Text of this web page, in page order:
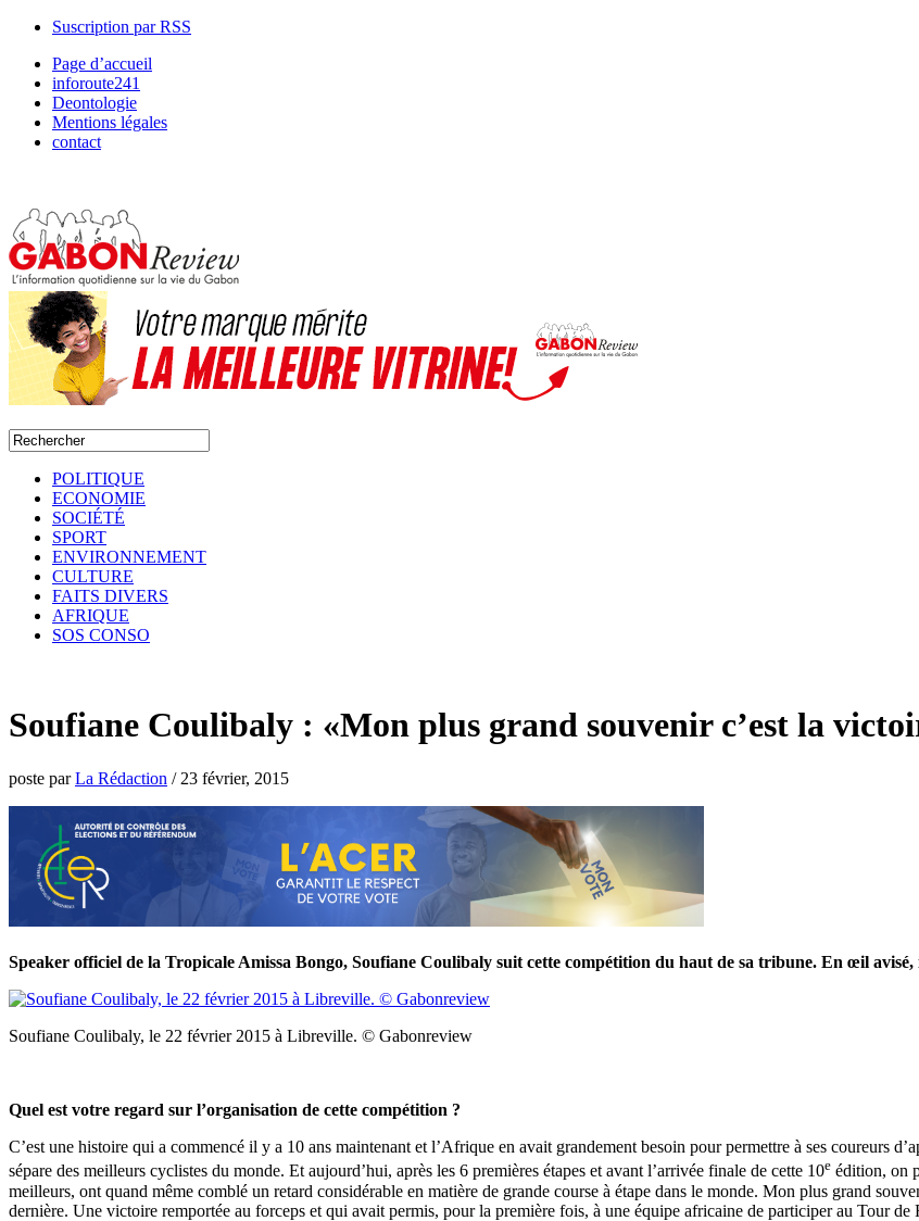
Suscription par RSS
Page d’accueil
inforoute241
Deontologie
Mentions légales
contact
POLITIQUE
ECONOMIE
SOCIÉTÉ
SPORT
ENVIRONNEMENT
CULTURE
FAITS DIVERS
AFRIQUE
SOS CONSO
Soufiane Coulibaly : «Mon plus grand souvenir c’est la
poste parLa Rédaction / 23 février, 2015
Speaker officiel de la Tropicale Amissa Bongo, Soufiane Coulibaly suit cette compétition du haut de sa tribune. En œil
Soufiane Coulibaly, le 22 février 2015 à Libreville. © Gabonreview
Quel est votre regard sur l’organisation de cette compétition ?
C’est une histoire qui a commencé il y a 10 ans maintenant et l’Afrique en avait grandement besoin pour permettre à ses coureurs
sépare des meilleurs cyclistes du monde. Et aujourd’hui, après les 6 premières étapes et avant l’arrivée finale de cette 10e édition, on
meilleurs, ont quand même comblé un retard considérable en matière de grande course à étape dans le monde. Mon plus grand
dernière. Une victoire remportée au forceps et qui avait permis, pour la première fois, à une équipe africaine de participer au Tour de